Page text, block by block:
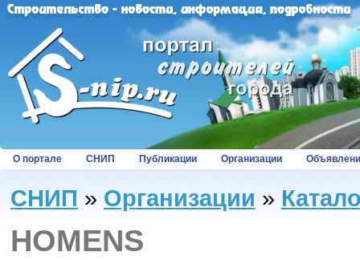
О портале СНИП Публикации Организации
СНИП » Организации »
HOMENS